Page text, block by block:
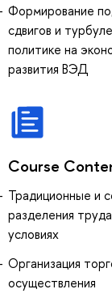
Формирование
сдвигов и
политике на
развития ВЭД
Course
Традиционные и
разделения
условиях
Организация
осуществления